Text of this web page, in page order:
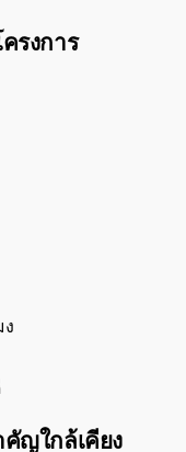
รงการ
ญใกล้เคียง